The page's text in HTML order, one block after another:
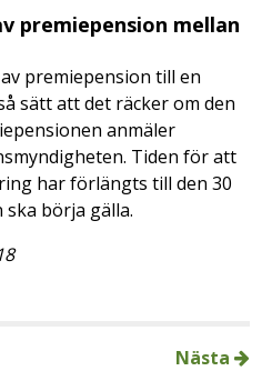
premiepension mellan
premiepension till en
sätt att det räcker om den
anmäler
Tiden för att
har förlängts till den 30
börja gälla.
Nästa